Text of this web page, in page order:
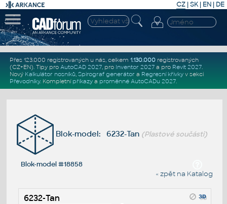
CZ | SK| EN | DE
Přes 123.000 registrovaných u nás, celkem 1.130.000registrovaných
(CZ+EN). Tipy pro AutoCAD 2027, pro Inventor 2027a pro Revit 2027.
Nový Kalkulátor nosníků, Spirograf generátor a Regresní křivkyv sekci
Převodníky. Kompletní příkazya proměnné AutoCADu 2027.
Blok-model: 6232-Tan (Plastové součásti)
Blok-model #18858
« zpět na Katalog
6232-Tan